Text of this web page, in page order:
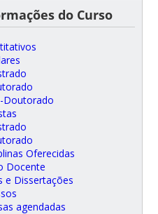
do Curso
Doutorado
Oferecidas
Docente
e Dissertações
agendadas